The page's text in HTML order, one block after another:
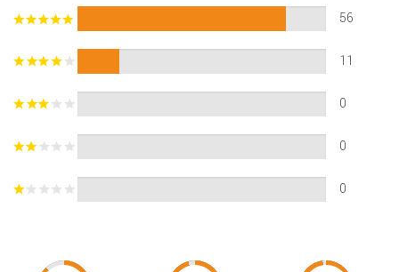
56
11
0
0
0